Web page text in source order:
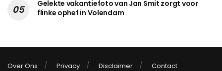
Gelekte vakantiefoto van Jan Smit zorgt voor
flinke ophef in Volendam
Over Ons Privacy Disclaimer Contact